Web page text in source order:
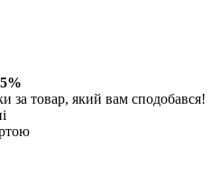
за товар, який вам сподобався!